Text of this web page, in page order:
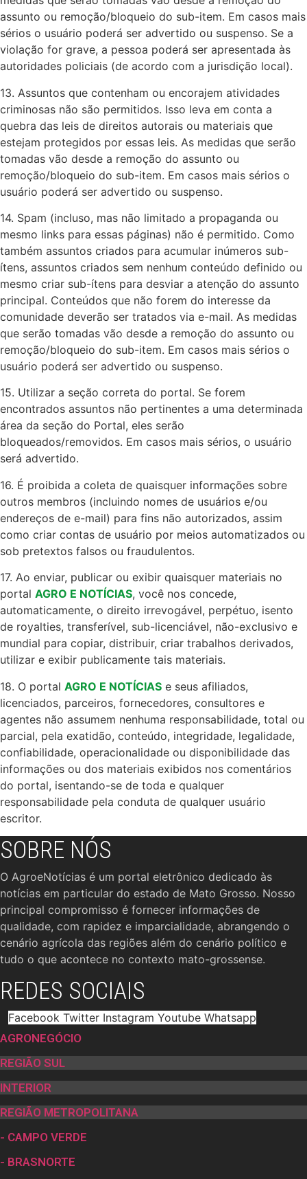
assunto ou remoção/bloqueio do sub-item. Em casos mais
sérios o usuário poderá ser advertido ou suspenso. Se a
violação for grave, a pessoa poderá ser apresentada às
autoridades policiais (de acordo com a jurisdição local).
13. Assuntos que contenham ou encorajem atividades
criminosas não são permitidos. Isso leva em conta a
quebra das leis de direitos autorais ou materiais que
estejam protegidos por essas leis. As medidas que serão
tomadas vão desde a remoção do assunto ou
remoção/bloqueio do sub-item. Em casos mais sérios o
usuário poderá ser advertido ou suspenso.
14. Spam (incluso, mas não limitado a propaganda ou
mesmo links para essas páginas) não é permitido. Como
também assuntos criados para acumular inúmeros sub-
ítens, assuntos criados sem nenhum conteúdo definido ou
mesmo criar sub-ítens para desviar a atenção do assunto
principal. Conteúdos que não forem do interesse da
comunidade deverão ser tratados via e-mail. As medidas
que serão tomadas vão desde a remoção do assunto ou
remoção/bloqueio do sub-item. Em casos mais sérios o
usuário poderá ser advertido ou suspenso.
15. Utilizar a seção correta do portal. Se forem
encontrados assuntos não pertinentes a uma determinada
área da seção do Portal, eles serão
bloqueados/removidos. Em casos mais sérios, o usuário
será advertido.
16. É proibida a coleta de quaisquer informações sobre
outros membros (incluindo nomes de usuários e/ou
endereços de e-mail) para fins não autorizados, assim
como criar contas de usuário por meios automatizados ou
sob pretextos falsos ou fraudulentos.
17. Ao enviar, publicar ou exibir quaisquer materiais no
portal AGRO E NOTÍCIAS, você nos concede,
automaticamente, o direito irrevogável, perpétuo, isento
de royalties, transferível, sub-licenciável, não-exclusivo e
mundial para copiar, distribuir, criar trabalhos derivados,
utilizar e exibir publicamente tais materiais.
18. O portal AGRO E NOTÍCIAS e seus afiliados,
licenciados, parceiros, fornecedores, consultores e
agentes não assumem nenhuma responsabilidade, total ou
parcial, pela exatidão, conteúdo, integridade, legalidade,
confiabilidade, operacionalidade ou disponibilidade das
informações ou dos materiais exibidos nos comentários
do portal, isentando-se de toda e qualquer
responsabilidade pela conduta de qualquer usuário
escritor.
SOBRE NÓS
O AgroeNotícias é um portal eletrônico dedicado às
notícias em particular do estado de Mato Grosso. Nosso
principal compromisso é fornecer informações de
qualidade, com rapidez e imparcialidade, abrangendo o
cenário agrícola das regiões além do cenário político e
tudo o que acontece no contexto mato-grossense.
REDES SOCIAIS
Facebook Twitter Instagram Youtube Whatsapp
AGRONEGÓCIO
REGIÃO SUL
INTERIOR
REGIÃO METROPOLITANA
- CAMPO VERDE
- BRASNORTE